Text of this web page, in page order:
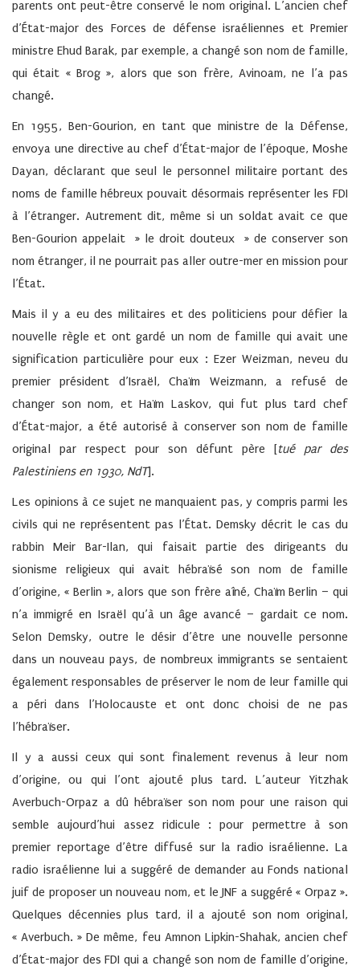
parents ont peut-être conservé le nom original. L’ancien chef
d’État-major des Forces de défense israéliennes et Premier
ministre Ehud Barak, par exemple, a changé son nom de famille,
qui était « Brog », alors que son frère, Avinoam, ne l’a pas
changé.
En 1955, Ben-Gourion, en tant que ministre de la Défense,
envoya une directive au chef d’État-major de l’époque, Moshe
Dayan, déclarant que seul le personnel militaire portant des
noms de famille hébreux pouvait désormais représenter les FDI
à l’étranger. Autrement dit, même si un soldat avait ce que
Ben-Gourion appelait » le droit douteux » de conserver son
nom étranger, il ne pourrait pas aller outre-mer en mission pour
l’État.
Mais il y a eu des militaires et des politiciens pour défier la
nouvelle règle et ont gardé un nom de famille qui avait une
signification particulière pour eux : Ezer Weizman, neveu du
premier président d’Israël, Chaïm Weizmann, a refusé de
changer son nom, et Haïm Laskov, qui fut plus tard chef
d’État-major, a été autorisé à conserver son nom de famille
original par respect pour son défunt père [tué par des
Palestiniens en 1930, NdT].
Les opinions à ce sujet ne manquaient pas, y compris parmi les
civils qui ne représentent pas l’État. Demsky décrit le cas du
rabbin Meir Bar-Ilan, qui faisait partie des dirigeants du
sionisme religieux qui avait hébraïsé son nom de famille
d’origine, « Berlin », alors que son frère aîné, Chaïm Berlin – qui
n’a immigré en Israël qu’à un âge avancé – gardait ce nom.
Selon Demsky, outre le désir d’être une nouvelle personne
dans un nouveau pays, de nombreux immigrants se sentaient
également responsables de préserver le nom de leur famille qui
a péri dans l’Holocauste et ont donc choisi de ne pas
l’hébraïser.
Il y a aussi ceux qui sont finalement revenus à leur nom
d’origine, ou qui l’ont ajouté plus tard. L’auteur Yitzhak
Averbuch-Orpaz a dû hébraïser son nom pour une raison qui
semble aujourd’hui assez ridicule : pour permettre à son
premier reportage d’être diffusé sur la radio israélienne. La
radio israélienne lui a suggéré de demander au Fonds national
juif de proposer un nouveau nom, et le JNF a suggéré « Orpaz ».
Quelques décennies plus tard, il a ajouté son nom original,
« Averbuch. » De même, feu Amnon Lipkin-Shahak, ancien chef
d’État-major des FDI qui a changé son nom de famille d’origine,